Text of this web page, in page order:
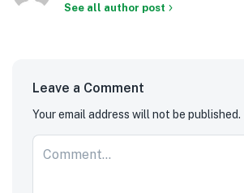
See all author post
Leave a Comment
Your email address will not be published.